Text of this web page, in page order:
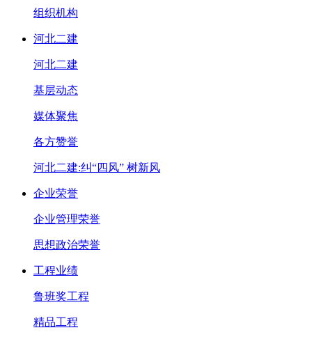
组织机构
河北二建
河北二建
基层动态
媒体聚焦
各方赞誉
河北二建:纠“四风” 树新风
企业荣誉
企业管理荣誉
思想政治荣誉
工程业绩
鲁班奖工程
精品工程